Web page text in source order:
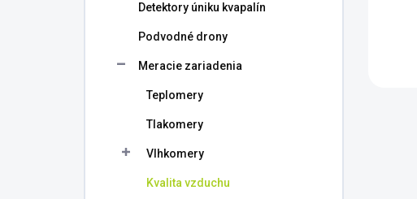
Detektory úniku kvapalín
Podvodné drony
Meracie zariadenia
Teplomery
Tlakomery
Vlhkomery
Kvalita vzduchu